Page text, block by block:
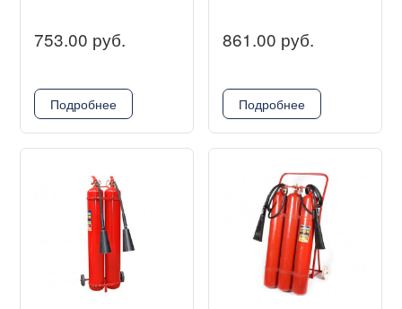
753.00 руб.
Подробнее
861.00 руб.
Подробнее